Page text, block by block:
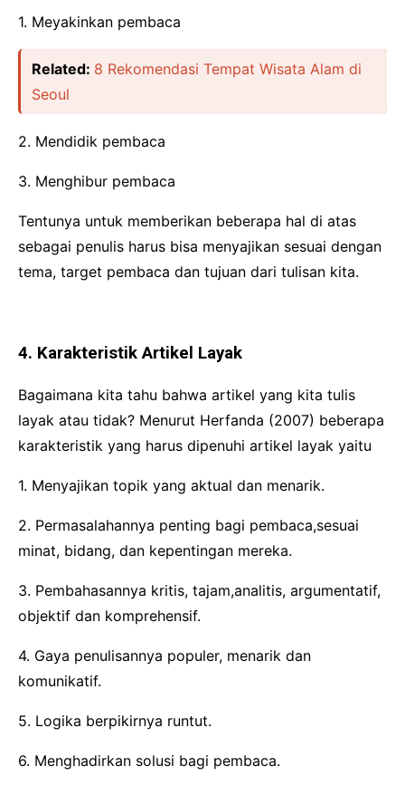
1. Meyakinkan pembaca
Related: 8 Rekomendasi Tempat Wisata Alam di
Seoul
2. Mendidik pembaca
3. Menghibur pembaca
Tentunya untuk memberikan beberapa hal di atas
sebagai penulis harus bisa menyajikan sesuai dengan
tema, target pembaca dan tujuan dari tulisan kita.
4. Karakteristik Artikel Layak
Bagaimana kita tahu bahwa artikel yang kita tulis
layak atau tidak? Menurut Herfanda (2007) beberapa
karakteristik yang harus dipenuhi artikel layak yaitu
1. Menyajikan topik yang aktual dan menarik.
2. Permasalahannya penting bagi pembaca,sesuai
minat, bidang, dan kepentingan mereka.
3. Pembahasannya kritis, tajam,analitis, argumentatif,
objektif dan komprehensif.
4. Gaya penulisannya populer, menarik dan
komunikatif.
5. Logika berpikirnya runtut.
6. Menghadirkan solusi bagi pembaca.